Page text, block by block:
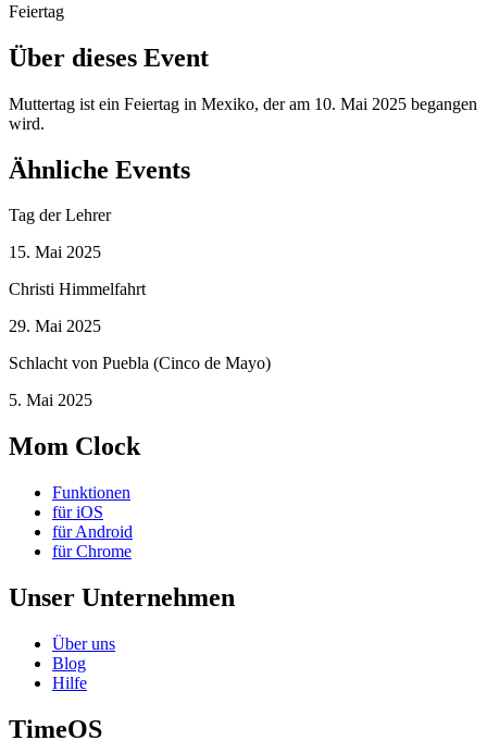
Feiertag
Über dieses Event
Muttertag ist ein Feiertag in Mexiko, der am 10. Mai 2025 begangen
wird.
Ähnliche Events
Tag der Lehrer
15. Mai 2025
Christi Himmelfahrt
29. Mai 2025
Schlacht von Puebla (Cinco de Mayo)
5. Mai 2025
Mom Clock
Funktionen
für iOS
für Android
für Chrome
Unser Unternehmen
Über uns
Blog
Hilfe
TimeOS